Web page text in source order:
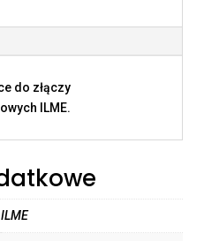
do złączy
ILME.
ILME